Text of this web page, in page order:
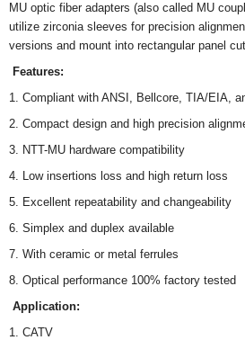
MU optic fiber adapters (also called MU
utilize zirconia sleeves for precision
versions and mount into rectangular panel
Features:
1. Compliant with ANSI, Bellcore, TIA/EIA,
2. Compact design and high precision
3. NTT-MU hardware compatibility
4. Low insertions loss and high return loss
5. Excellent repeatability and changeability
6. Simplex and duplex available
7. With ceramic or metal ferrules
8. Optical performance 100% factory tested
Application:
1. CATV